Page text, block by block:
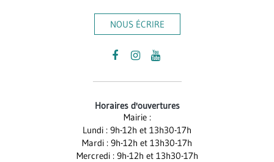
NOUS ÉCRIRE
Lien
compte
Facebook
Lien
compte
Instagram
Lien
chaîne
Youtube
Horaires d'ouvertures
Mairie :
Lundi : 9h-12h et 13h30-17h
Mardi : 9h-12h et 13h30-17h
Mercredi : 9h-12h et 13h30-17h